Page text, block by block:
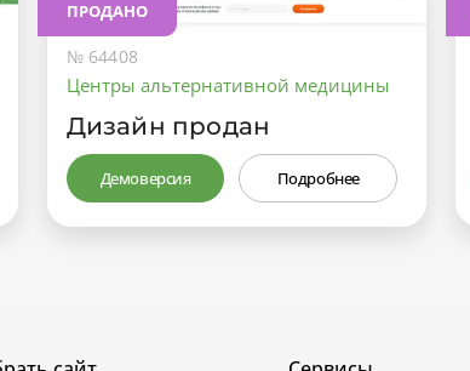
ПРОДАНО
№ 64408
Центры альтернативной медицины
Дизайн продан
Демоверсия Подробнее